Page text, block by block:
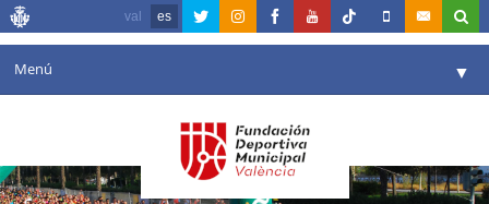
val es
Menú ▼
Agenda